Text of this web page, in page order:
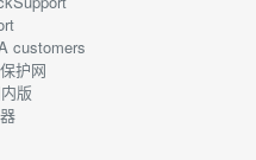
customers
护网
版